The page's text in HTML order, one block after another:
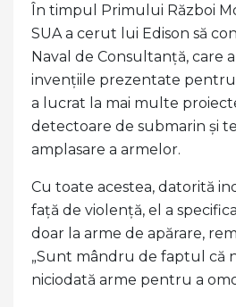
În timpul Primului Război
SUA a cerut lui Edison să
Naval de Consultanță, care
invențiile prezentate pentru
a lucrat la mai multe
detectoare de submarin și
amplasare a armelor.
Cu toate acestea, datorită
față de violență, el a
doar la arme de apărare,
„Sunt mândru de faptul că
niciodată arme pentru a